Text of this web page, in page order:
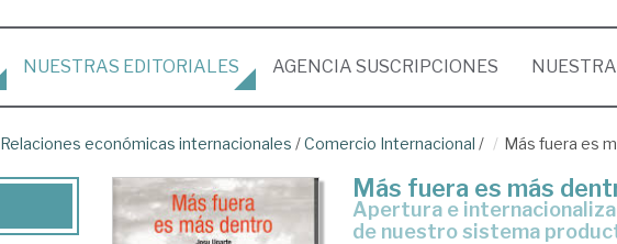
NUESTRAS EDITORIALES AGENCIA SUSCRIPCIONES
Relaciones económicas internacionales /Comercio Internacional / Más fuera es
Más fuera es más
apertura e internacionalización: una estrategia para la transformación
de nuestro sistema